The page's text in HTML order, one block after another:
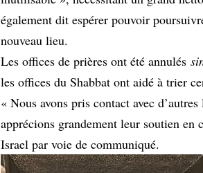
également dit espérer pouvoir
nouveau lieu.
Les offices de prières ont été annulés
les offices du Shabbat ont aidé à trier
« Nous avons pris contact avec
apprécions grandement leur soutien
Israel par voie de communiqué.